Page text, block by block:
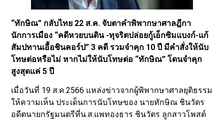
“ทักษิณ” กลับไทย 22 ส.ค. จับตาคำพิพากษาศาลฎีกา
นักการเมือง “คดีหวยบนดิน -ทุจริตปล่อยกู้เอ็กซิมแบงก์-แก้
สัมปทานเอื้อชินคอร์ป” 3 คดี รวมจำคุก 10 ปี มีคำสั่งให้นับ
โทษต่อหรือไม่ หากไม่ให้นับโทษต่อ “ทักษิณ” โดนจำคุก
สูงสุดแค่ 5 ปี
เมื่อวันที่ 19 ส.ค.2566 แหล่งข่าวจากผู้พิพากษาศาลยุติธรรม
ให้ความเห็น ประเด็นการนับโทษของ นายทักษิณ ชินวัตร
อดีตนายกรัฐมนตรีที่น.ส.แพทองธาร ชินวัตร ลูกสาวโพสต์